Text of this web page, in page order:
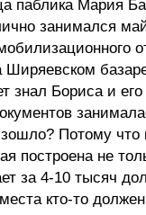
паблика Мария
занимался
Ширяевском
знал Бориса и
Потому что
построена не
за 4-10 тысяч
кто-то